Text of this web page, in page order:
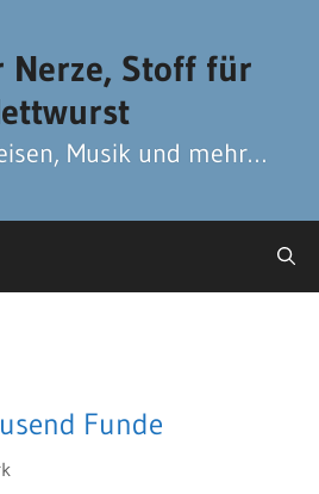
Nerze, Stoff für
Musik und mehr…
Funde